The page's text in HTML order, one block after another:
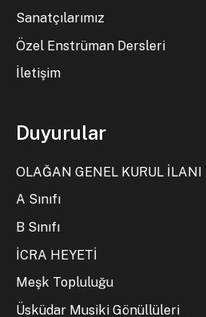
Sanatçılarımız
Özel Enstrüman Dersleri
İletişim
Duyurular
OLAĞAN GENEL KURUL İLANI
A Sınıfı
B Sınıfı
İCRA HEYETİ
Meşk Topluluğu
Üsküdar Musiki Gönüllüleri